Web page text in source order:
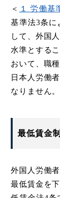
＜ １ 労働基
基準法3条に
して、外国
水準とする
おいて、職
日本人労働
なりません。
最低賃金
外国人労働
最低賃金を